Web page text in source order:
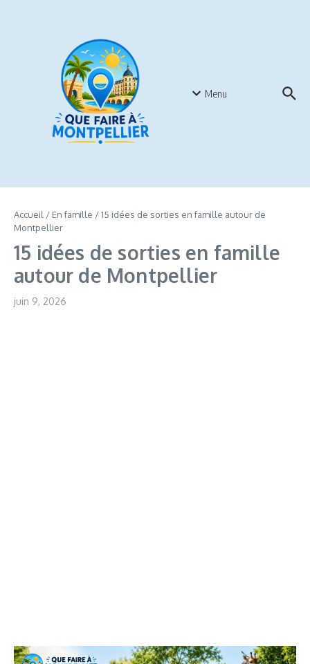
Menu
Accueil / En famille /15 idées de sorties en famille autour de
Montpellier
15 idées de sorties en famille
autour de Montpellier
juin 9, 2026